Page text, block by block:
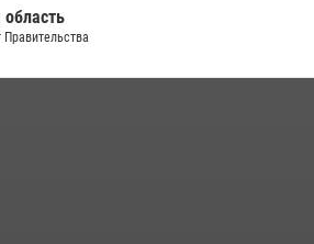
комплексному единоборству